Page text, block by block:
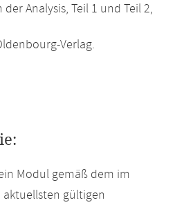
Analysis, Teil 1 und Teil 2,
Verlag.
Modul gemäß dem im
aktuellsten gültigen